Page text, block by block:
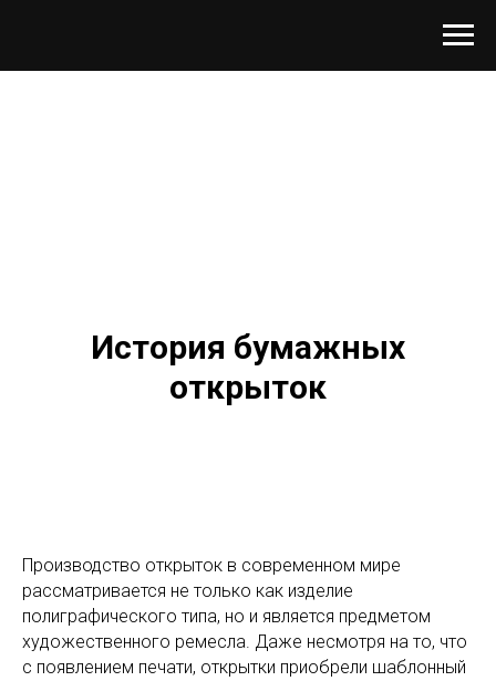
История бумажных
открыток
Производство открыток в современном мире
рассматривается не только как изделие
полиграфического типа, но и является предметом
художественного ремесла. Даже несмотря на то, что
с появлением печати, открытки приобрели шаблонный